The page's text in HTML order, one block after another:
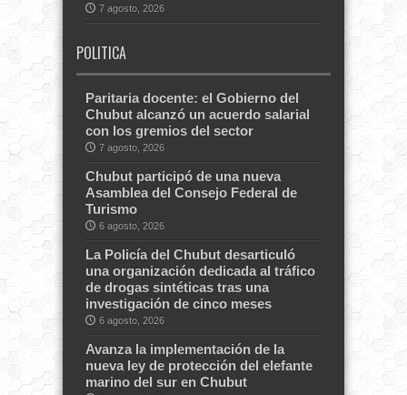
7 agosto, 2026
POLITICA
Paritaria docente: el Gobierno del
Chubut alcanzó un acuerdo salarial
con los gremios del sector
7 agosto, 2026
Chubut participó de una nueva
Asamblea del Consejo Federal de
Turismo
6 agosto, 2026
La Policía del Chubut desarticuló
una organización dedicada al tráfico
de drogas sintéticas tras una
investigación de cinco meses
6 agosto, 2026
Avanza la implementación de la
nueva ley de protección del elefante
marino del sur en Chubut